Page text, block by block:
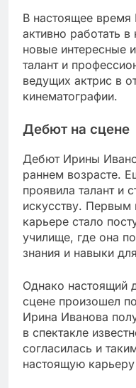
В настоящее
активно работать в
новые интересные
талант и
ведущих актрис в
кинематографии.
Дебют на сцене
Дебют Ирины
раннем возрасте.
проявила талант и
искусству.
карьере стало
училище, где она
знания и навыки
Однако настоящий
сцене произошел
Ирина Иванова
в спектакле
согласилась и
настоящую